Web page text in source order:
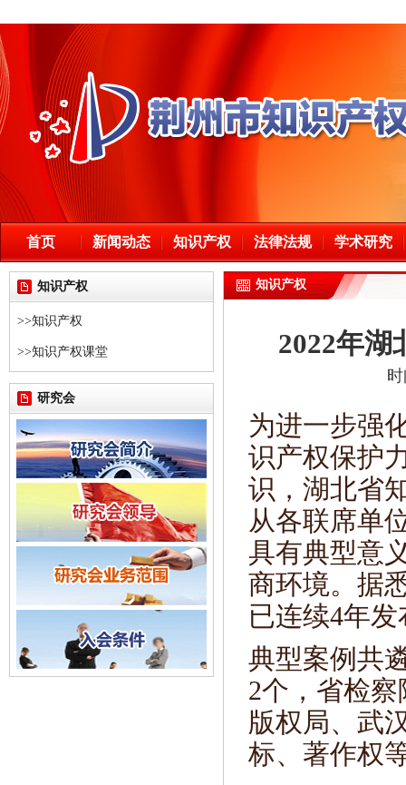
首页 新闻动态 知识产权 法律法规 学术研究
知识产权
>>知识产权
>>知识产权课堂
研究会
知识产权
2022年湖
为进一步强
识产权保护
识，湖北省
从各联席单
具有典型意
商环境。据
已连续4年
典型案例共
2个，省检
版权局、武
标、著作权